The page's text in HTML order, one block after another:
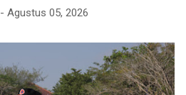
- Agustus 05, 2026